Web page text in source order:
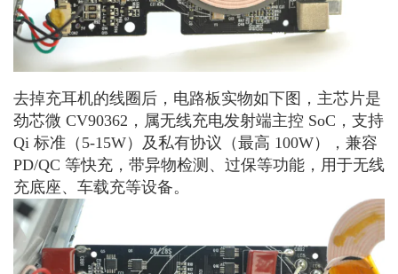
去掉充耳机的线圈后，电路板实物如下图，主芯片是
劲芯微 CV90362，属无线充电发射端主控 SoC，支持
Qi 标准（5-15W）及私有协议（最高 100W），兼容
PD/QC 等快充，带异物检测、过保等功能，用于无线
充底座、车载充等设备。